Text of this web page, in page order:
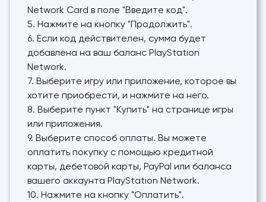
Network Card в поле "Введите код".
5. Нажмите на кнопку "Продолжить".
6. Если код действителен, сумма будет
добавлена на ваш баланс PlayStation
Network.
7. Выберите игру или приложение, которое вы
хотите приобрести, и нажмите на него.
8. Выберите пункт "Купить" на странице игры
или приложения.
9. Выберите способ оплаты. Вы можете
оплатить покупку с помощью кредитной
карты, дебетовой карты, PayPal или баланса
вашего аккаунта PlayStation Network.
10. Нажмите на кнопку "Оплатить".